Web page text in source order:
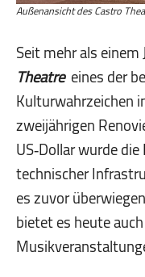
Außenansicht des Castro
Seit mehr als
Theatreeines der
Kulturwahrzeichen
zweijährigen
US‑Dollar wurde
technischer
es zuvor
bietet es heute